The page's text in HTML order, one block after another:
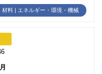
材料 | エネルギー・環境・機械